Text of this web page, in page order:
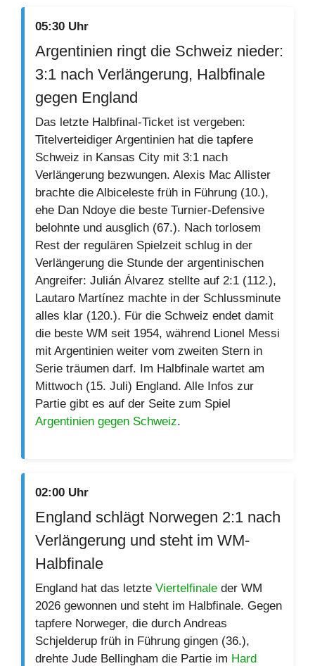
05:30 Uhr
Argentinien ringt die Schweiz nieder:
3:1 nach Verlängerung, Halbfinale
gegen England
Das letzte Halbfinal-Ticket ist vergeben:
Titelverteidiger Argentinien hat die tapfere
Schweiz in Kansas City mit 3:1 nach
Verlängerung bezwungen. Alexis Mac Allister
brachte die Albiceleste früh in Führung (10.),
ehe Dan Ndoye die beste Turnier-Defensive
belohnte und ausglich (67.). Nach torlosem
Rest der regulären Spielzeit schlug in der
Verlängerung die Stunde der argentinischen
Angreifer: Julián Álvarez stellte auf 2:1 (112.),
Lautaro Martínez machte in der Schlussminute
alles klar (120.). Für die Schweiz endet damit
die beste WM seit 1954, während Lionel Messi
mit Argentinien weiter vom zweiten Stern in
Serie träumen darf. Im Halbfinale wartet am
Mittwoch (15. Juli) England. Alle Infos zur
Partie gibt es auf der Seite zum Spiel
Argentinien gegen Schweiz.
02:00 Uhr
England schlägt Norwegen 2:1 nach
Verlängerung und steht im WM-
Halbfinale
England hat das letzte Viertelfinale der WM
2026 gewonnen und steht im Halbfinale. Gegen
tapfere Norweger, die durch Andreas
Schjelderup früh in Führung gingen (36.),
drehte Jude Bellingham die Partie im Hard